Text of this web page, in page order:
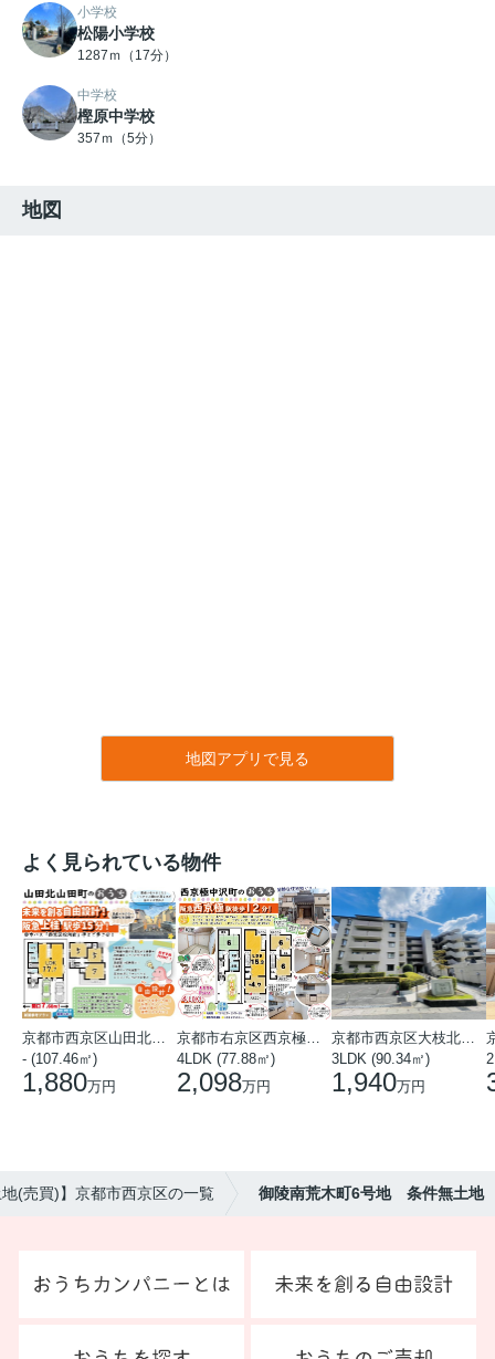
小学校
松陽小学校
1287ｍ（17分）
中学校
樫原中学校
357ｍ（5分）
地図
地図アプリで見る
よく見られている物件
京都市西京区山田北山田町
- (107.46㎡)
1,880万円
京都市右京区西京極中沢町
4LDK (77.88㎡)
2,098万円
京都市西京区大枝北沓掛町５丁目
3LDK (90.34㎡)
1,940万円
(売買)】京都市西京区の一覧 御陵南荒木町6号地 条件無土地